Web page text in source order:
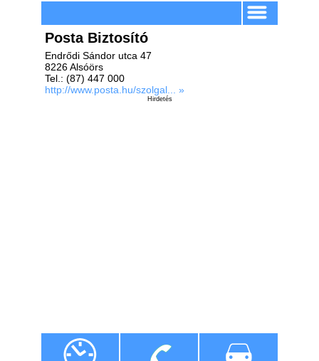
Posta Biztosító
Endrődi Sándor utca 47
8226 Alsóörs
Tel.: (87) 447 000
http://www.posta.hu/szolgal... »
Hirdetés